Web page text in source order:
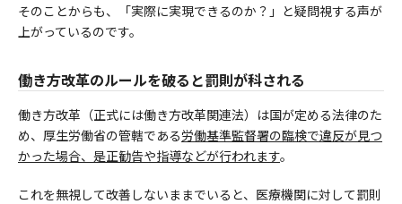
そのことからも、「実際に実現できるのか？」と疑問視する声が
上がっているのです。
働き方改革のルールを破ると罰則が科される
働き方改革（正式には働き方改革関連法）は国が定める法律のた
め、厚生労働省の管轄である労働基準監督署の臨検で違反が見つ
かった場合、是正勧告や指導などが行われます。
これを無視して改善しないままでいると、医療機関に対して罰則